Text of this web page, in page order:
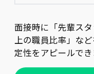
面接時に「先輩ス
上の職員比率」な
定性をアピールでき